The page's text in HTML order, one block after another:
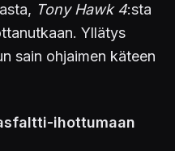
Tony Hawk 4:sta
Yllätys
sain ohjaimen käteen
ihottumaan